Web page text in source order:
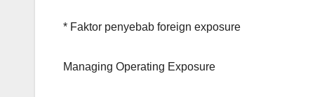
* Faktor penyebab foreign exposure
Managing Operating Exposure